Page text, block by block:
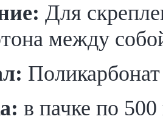
Для
между
Поликарбонат
в пачке по